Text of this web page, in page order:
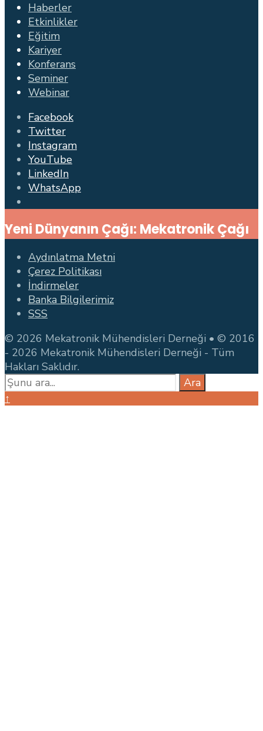
Haberler
Etkinlikler
Eğitim
Kariyer
Konferans
Seminer
Webinar
Facebook
Twitter
Instagram
YouTube
LinkedIn
WhatsApp
Window
Yeni Dünyanın Çağı: Mekatronik Çağı
Aydınlatma Metni
Çerez Politikası
İndirmeler
Banka Bilgilerimiz
SSS
© 2026 Mekatronik Mühendisleri Derneği • © 2016
- 2026 Mekatronik Mühendisleri Derneği - Tüm
Hakları Saklıdır.
Search
for:
Ara
Close
↑